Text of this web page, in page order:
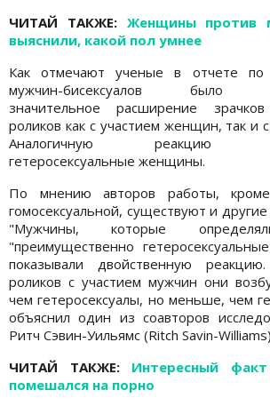
ЧИТАЙ ТАКЖЕ: Женщины против
выяснили, какой пол умнее
Как отмечают ученые в отчете по
мужчин-бисексуалов было
значительное расширение
роликов как с участием женщин, так и
Аналогичную реакцию
гетеросексуальные женщины.
По мнению авторов работы,
гомосексуальной, существуют и
"Мужчины, которые
"преимущественно
показывали двойственную
роликов с участием мужчин они
чем гетеросексуалы, но меньше, чем
объяснил один из соавторов
Ритч Сэвин-Уильямс (Ritch Savin-
ЧИТАЙ ТАКЖЕ: Интересный
помешался на порно